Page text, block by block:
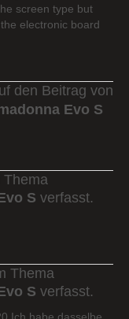
screen type but
electronic board
den Beitrag von
Evo S
Thema
S verfasst.
Thema
S verfasst.
Ich habe dasselbe